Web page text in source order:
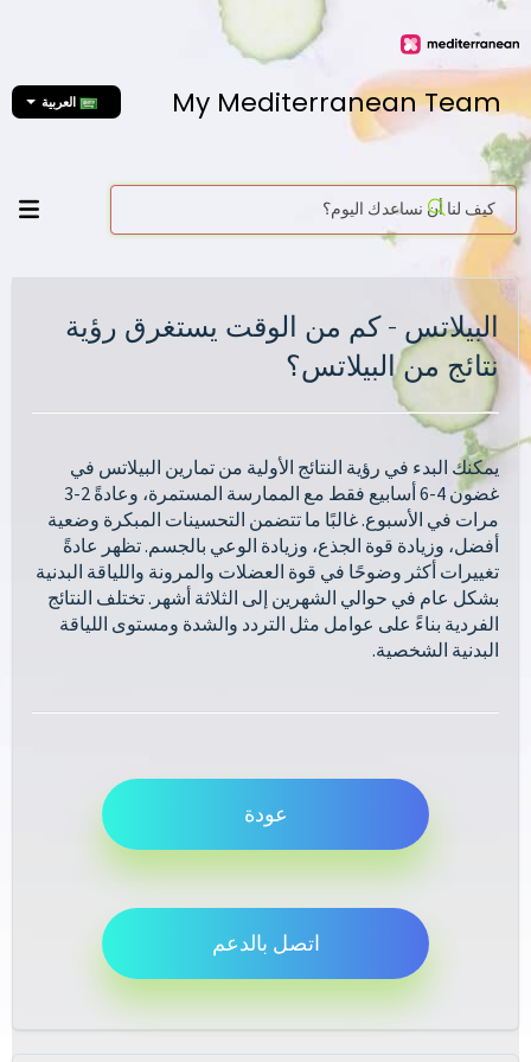
My Mediterranean Team العربية
البيلاتس - كم من الوقت يستغرق رؤية
نتائج من البيلاتس؟
يمكنك البدء في رؤية النتائج الأولية من تمارين البيلاتس في
غضون 4-6 أسابيع فقط مع الممارسة المستمرة، وعادةً 2-3
مرات في الأسبوع. غالبًا ما تتضمن التحسينات المبكرة وضعية
أفضل، وزيادة قوة الجذع، وزيادة الوعي بالجسم. تظهر عادةً
تغييرات أكثر وضوحًا في قوة العضلات والمرونة واللياقة البدنية
بشكل عام في حوالي الشهرين إلى الثلاثة أشهر. تختلف النتائج
الفردية بناءً على عوامل مثل التردد والشدة ومستوى اللياقة
البدنية الشخصية.
عودة
اتصل بالدعم